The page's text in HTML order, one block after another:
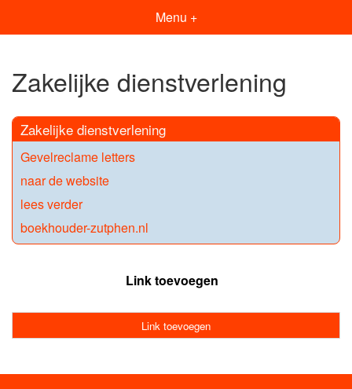
Menu +
Zakelijke dienstverlening
Zakelijke dienstverlening
Gevelreclame letters
naar de website
lees verder
boekhouder-zutphen.nl
Link toevoegen
Link toevoegen